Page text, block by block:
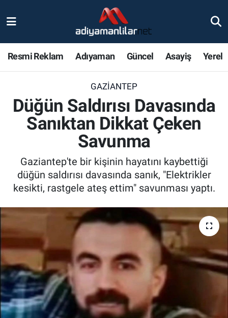
Resmi Reklam Adıyaman Güncel Asayiş Yerel
GAZIANTEP
Düğün Saldırısı Davasında
Sanıktan Dikkat Çeken
Savunma
Gaziantep'te bir kişinin hayatını kaybettiği
düğün saldırısı davasında sanık, "Elektrikler
kesikti, rastgele ateş ettim" savunması yaptı.
Magazin
Bölge Haberleri
Gündem
Asayiş
Özel Haber
Kültür Sanat
Eğitim
Nöbetçi Eczaneler
Adiyaman Namaz Vakitleri
Trafik Durumu
Süper Lig Puan Durumu ve Fikstür
Tüm Manşetler
Son Dakika Haberleri
Haber Arşivi